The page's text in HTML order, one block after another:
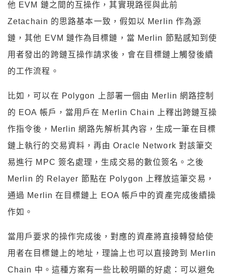
他 EVM 鏈之間的互操作，其實現路徑與此前
Zetachain 的思路基本一致，假如以 Merlin 作為源
鏈，其他 EVM 鏈作為目標鏈，當 Merlin 節點感知到使
用者發出的跨鏈互操作請求後，會在目標鏈上觸發後續
的工作流程。
比如，可以在 Polygon 上部署一個由 Merlin 網路控制
的 EOA 帳戶，當用戶在 Merlin Chain 上釋出跨鏈互操
作指令後，Merlin 網路先解析其內容，生成一筆在目標
鏈上執行的交易資料，再由 Oracle Network 對該筆交
易進行 MPC 簽名處理，生成交易的數位簽名。之後
Merlin 的 Relayer 節點在 Polygon 上釋放這筆交易，
通過 Merlin 在目標鏈上 EOA 帳戶中的資產完成後續操
作如。
當用戶要求的操作完成後，對應的資產將直接轉發給使
用者在目標鏈上的地址，理論上也可以直接跨到 Merlin
Chain 中。這種方案有一些比較明顯的好處：可以避免